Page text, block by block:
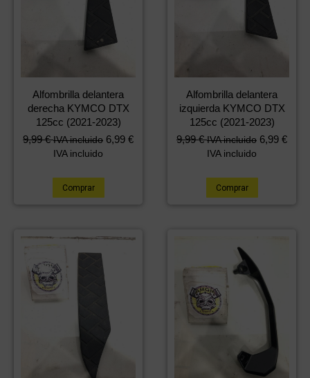
Alfombrilla delantera
derecha KYMCO DTX
125cc (2021-2023)
9,99€ IVA incluido 6,99 €
IVA incluido
Comprar
Alfombrilla delantera
izquierda KYMCO DTX
125cc (2021-2023)
9,99€ IVA incluido 6,99 €
IVA incluido
Comprar